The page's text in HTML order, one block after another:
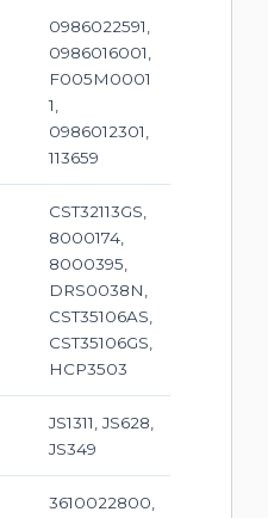
0986022591,
0986016001,
F005M0001
1,
0986012301,
113659
CST32113GS,
8000174,
8000395,
DRS0038N,
CST35106AS,
CST35106GS,
HCP3503
JS1311, JS628,
JS349
3610022800,